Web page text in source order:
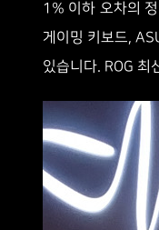
1% 이하 오차의
게이밍 키보드,
있습니다. ROG 최